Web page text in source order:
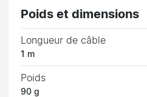
Poids et dimensions
Longueur de câble
1 m
Poids
90 g